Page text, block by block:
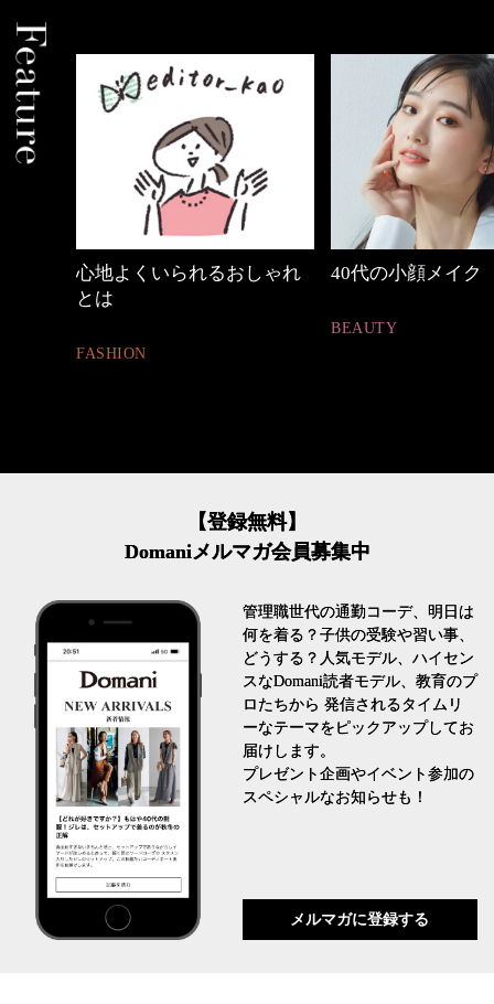
40代の小顔メイク
【ワーママのきれ
【登録無料】
Domaniメルマガ会員募集中
管理職世代の通勤コーデ、明日は
何を着る？子供の受験や習い事、
どうする？人気モデル、ハイセン
スなDomani読者モデル、教育のプ
ロたちから 発信されるタイムリ
ーなテーマをピックアップしてお
届けします。
プレゼント企画やイベント参加の
スペシャルなお知らせも！
メルマガに登録する